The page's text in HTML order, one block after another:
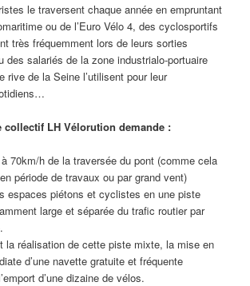
le traversent chaque année en empruntant
ou de l’Euro Vélo 4, des cyclosportifs
très fréquemment lors de leurs sorties
des salariés de la zone industrialo-portuaire
rive de la Seine l’utilisent pour leur
collectif LH Vélorution demande :
70km/h de la traversée du pont (comme cela
période de travaux ou par grand vent)
espaces piétons et cyclistes en une piste
large et séparée du trafic routier par
la réalisation de cette piste mixte, la mise en
d’une navette gratuite et fréquente
d’une dizaine de vélos.